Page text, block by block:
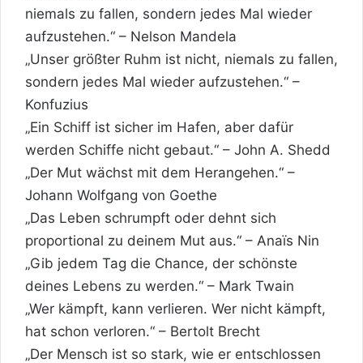
niemals zu fallen, sondern jedes Mal wieder
aufzustehen.“ – Nelson Mandela
„Unser größter Ruhm ist nicht, niemals zu fallen,
sondern jedes Mal wieder aufzustehen.“ –
Konfuzius
„Ein Schiff ist sicher im Hafen, aber dafür
werden Schiffe nicht gebaut.“ – John A. Shedd
„Der Mut wächst mit dem Herangehen.“ –
Johann Wolfgang von Goethe
„Das Leben schrumpft oder dehnt sich
proportional zu deinem Mut aus.“ – Anaïs Nin
„Gib jedem Tag die Chance, der schönste
deines Lebens zu werden.“ – Mark Twain
„Wer kämpft, kann verlieren. Wer nicht kämpft,
hat schon verloren.“ – Bertolt Brecht
„Der Mensch ist so stark, wie er entschlossen